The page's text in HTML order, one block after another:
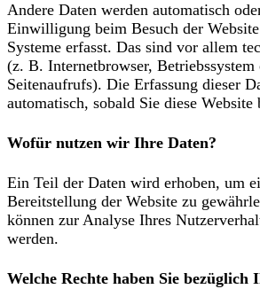
Andere Daten werden automatisch
Einwilligung beim Besuch der
Systeme erfasst. Das sind vor allem
(z. B. Internetbrowser, Betriebssystem
Seitenaufrufs). Die Erfassung dieser
automatisch, sobald Sie diese Website
Wofür nutzen wir Ihre Daten?
Ein Teil der Daten wird erhoben, um
Bereitstellung der Website zu
können zur Analyse Ihres
werden.
Welche Rechte haben Sie bezüglich